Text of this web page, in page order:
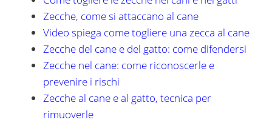
Zecche, come si attaccano al cane
Video spiega come togliere una zecca al cane
Zecche del cane e del gatto: come difendersi
Zecche nel cane: come riconoscerle e
prevenire i rischi
Zecche al cane e al gatto, tecnica per
rimuoverle